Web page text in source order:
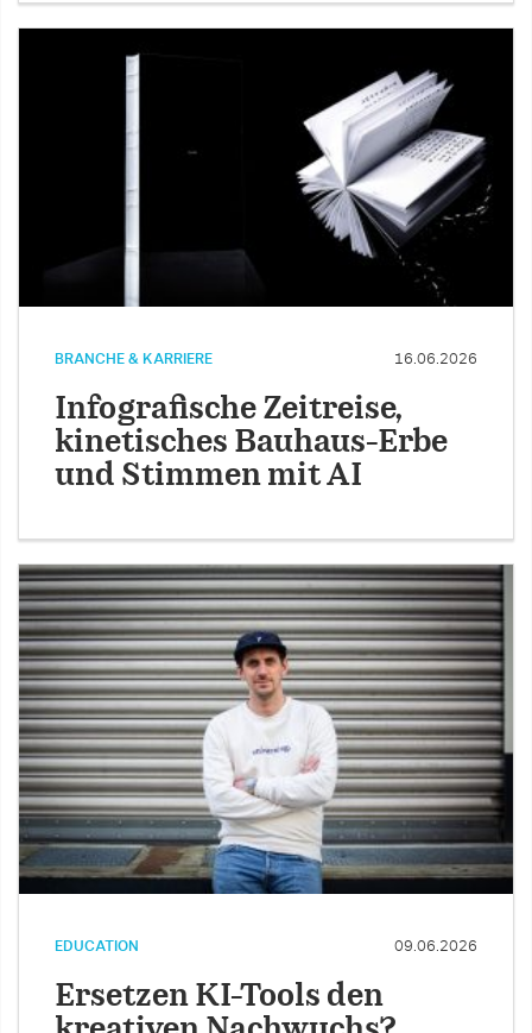
BRANCHE & KARRIERE 16.06.2026
Infografische Zeitreise,
kinetisches Bauhaus-Erbe
und Stimmen mit AI
EDUCATION 09.06.2026
Ersetzen KI-Tools den